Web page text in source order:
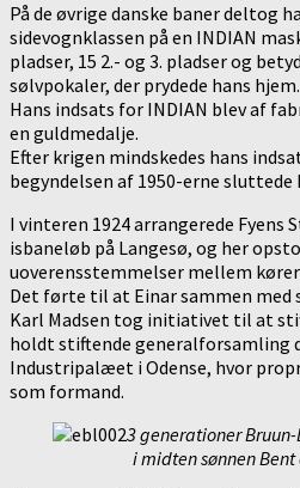
På de øvrige danske baner deltog
sidevognklassen på en INDIAN
pladser, 15 2.- og 3. pladser og
sølvpokaler, der prydede hans hjem.
Hans indsats for INDIAN blev af
en guldmedalje.
Efter krigen mindskedes hans
begyndelsen af 1950-erne sluttede
I vinteren 1924 arrangerede Fyens
isbaneløb på Langesø, og her
uoverensstemmelser mellem
Det førte til at Einar sammen med
Karl Madsen tog initiativet til at
holdt stiftende generalforsamling
Industripalæet i Odense, hvor
som formand.
3 generationer Bruun-
i midten sønnen Bent